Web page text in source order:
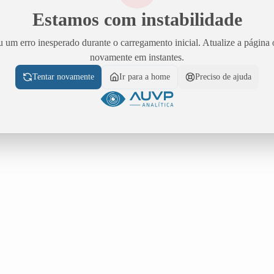
Estamos com instabilidade
um erro inesperado durante o carregamento inicial. Atualize a página
novamente em instantes.
Tentar novamente Ir para a home Preciso de ajuda